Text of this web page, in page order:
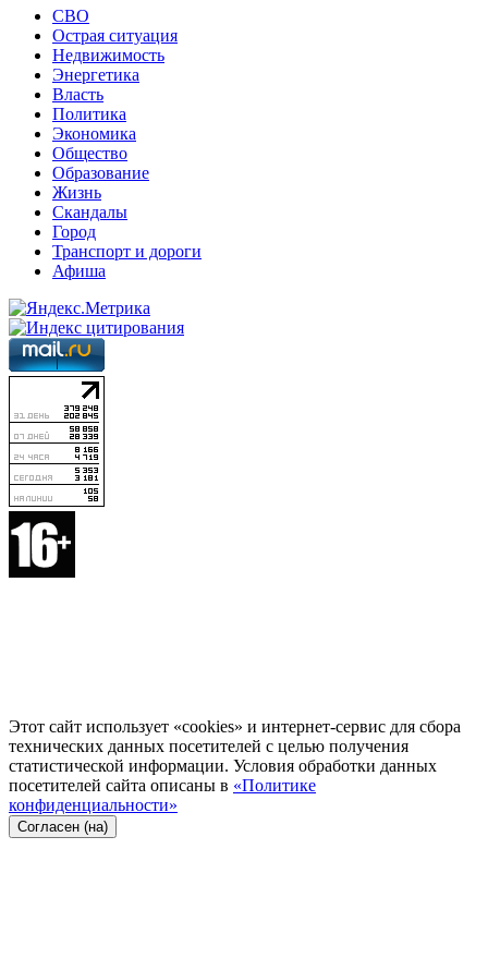
СВО
Острая ситуация
Недвижимость
Энергетика
Власть
Политика
Экономика
Общество
Образование
Жизнь
Скандалы
Город
Транспорт и дороги
Афиша
Этот сайт использует «cookies» и интернет-сервис для сбора
технических данных посетителей с целью получения
статистической информации. Условия обработки данных
посетителей сайта описаны в «Политике
конфиденциальности»
Согласен (на)